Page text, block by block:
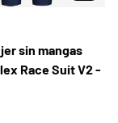
sin mangas
Race Suit V2 -